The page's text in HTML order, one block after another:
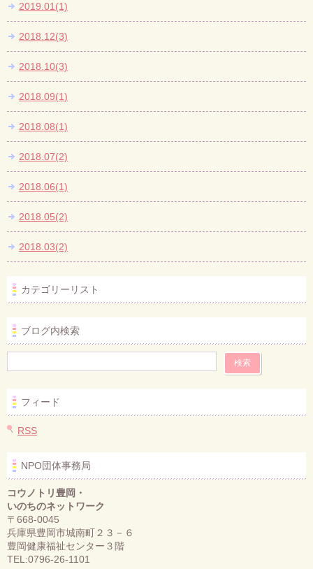
2019.01(1)
2018.12(3)
2018.10(3)
2018.09(1)
2018.08(1)
2018.07(2)
2018.06(1)
2018.05(2)
2018.03(2)
カテゴリーリスト
ブログ内検索
フィード
RSS
NPO団体事務局
コウノトリ豊岡・
いのちのネットワーク
〒668-0045
兵庫県豊岡市城南町２３－６
豊岡健康福祉センター３階
TEL:0796-26-1101